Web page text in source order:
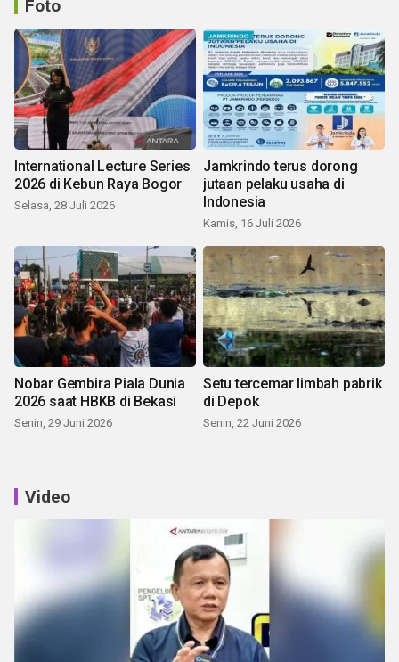
Foto
International Lecture Series
2026 di Kebun Raya Bogor
Selasa, 28 Juli 2026
Jamkrindo terus dorong
jutaan pelaku usaha di
Indonesia
Kamis, 16 Juli 2026
Nobar Gembira Piala Dunia
2026 saat HBKB di Bekasi
Senin, 29 Juni 2026
Setu tercemar limbah pabrik
di Depok
Senin, 22 Juni 2026
Video